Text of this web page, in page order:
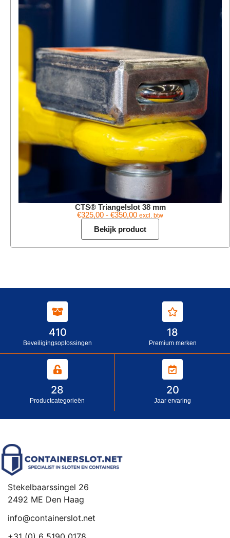
CTS® Triangelslot 38 mm
€325,00 - €350,00 excl. btw
Bekijk product
410
Beveiligingsoplossingen
18
Premium merken
28
Productcategorieën
20
Jaar ervaring
Stekelbaarssingel 26
2492 ME Den Haag
info@containerslot.net